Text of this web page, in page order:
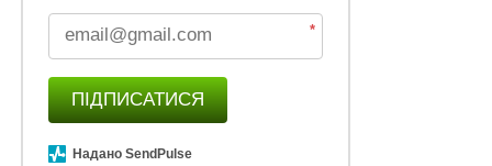
*
ПІДПИСАТИСЯ
Надано SendPulse